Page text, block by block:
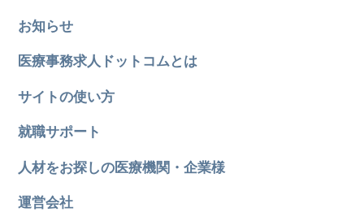
お知らせ
医療事務求人ドットコムとは
サイトの使い方
就職サポート
人材をお探しの医療機関・企業様
運営会社